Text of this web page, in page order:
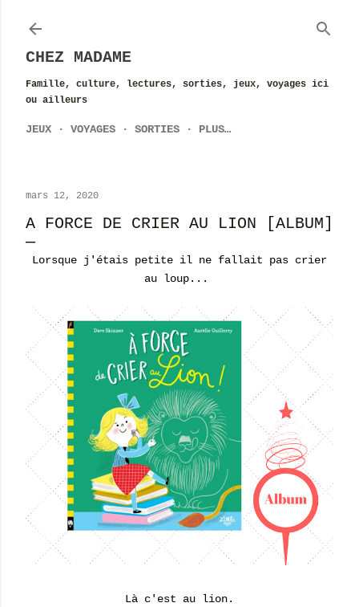
CHEZ MADAME
Famille, culture, lectures, sorties, jeux, voyages ici
ou ailleurs
JEUX VOYAGES SORTIES PLUS…
mars 12, 2020
A FORCE DE CRIER AU LION [ALBUM]
Lorsque j'étais petite il ne fallait pas crier
au loup...
Là c'est au lion.